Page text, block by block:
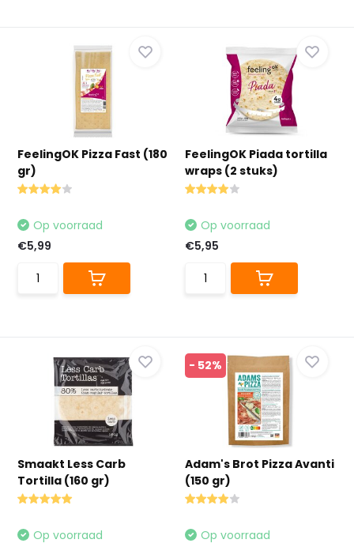
FeelingOK Pizza Fast (180
gr)
Op voorraad
€5,99
FeelingOK Piada tortilla
wraps (2 stuks)
Op voorraad
€5,95
Smaakt Less Carb
Tortilla (160 gr)
Op voorraad
- 52%
Adam's Brot Pizza Avanti
(150 gr)
Op voorraad